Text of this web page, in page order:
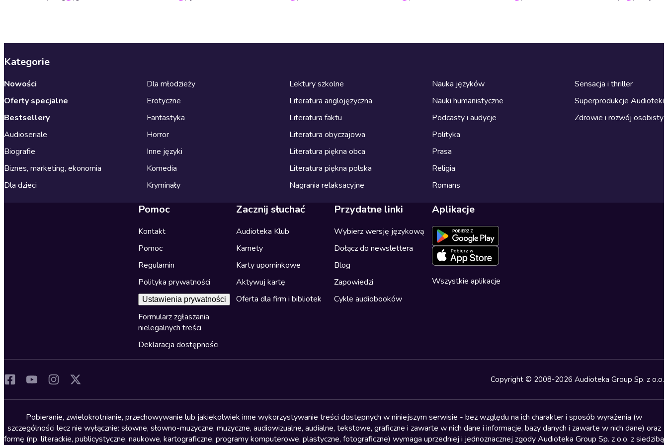
Kategorie
Nowości
Oferty specjalne
Bestsellery
Audioseriale
Biografie
Biznes, marketing, ekonomia
Dla dzieci
Dla młodzieży
Erotyczne
Fantastyka
Horror
Inne języki
Komedia
Kryminały
Lektury szkolne
Literatura anglojęzyczna
Literatura faktu
Literatura obyczajowa
Literatura piękna obca
Literatura piękna polska
Nagrania relaksacyjne
Nauka języków
Nauki humanistyczne
Podcasty i audycje
Polityka
Prasa
Religia
Romans
Sensacja i thriller
Superprodukcje Audioteki
Zdrowie i rozwój osobisty
Pomoc
Kontakt
Pomoc
Regulamin
Polityka prywatności
Ustawienia prywatności
Formularz zgłaszania
nielegalnych treści
Deklaracja dostępności
Zacznij słuchać
Audioteka Klub
Karnety
Karty upominkowe
Aktywuj kartę
Oferta dla firm i bibliotek
Przydatne linki
Wybierz wersję językową
Dołącz do newslettera
Blog
Zapowiedzi
Cykle audiobooków
Aplikacje
Wszystkie aplikacje
Copyright © 2008-2026 Audioteka Group Sp. z o.o.
Pobieranie, zwielokrotnianie, przechowywanie lub jakiekolwiek inne wykorzystywanie treści dostępnych w niniejszym serwisie - bez względu na ich charakter i sposób wyrażenia (w
szczególności lecz nie wyłącznie: słowne, słowno-muzyczne, muzyczne, audiowizualne, audialne, tekstowe, graficzne i zawarte w nich dane i informacje, bazy danych i zawarte w nich dane) oraz
formę (np. literackie, publicystyczne, naukowe, kartograficzne, programy komputerowe, plastyczne, fotograficzne) wymaga uprzedniej i jednoznacznej zgody Audioteka Group Sp. z o.o. z siedzibą